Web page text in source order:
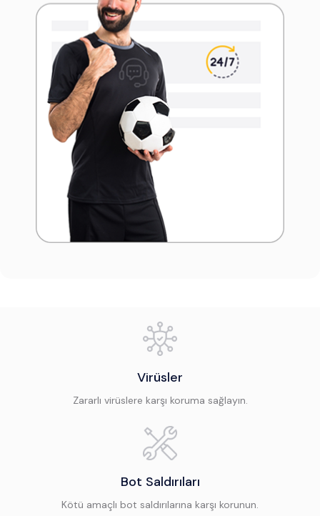
Virüsler
Zararlı virüslere karşı koruma sağlayın.
Bot Saldırıları
Kötü amaçlı bot saldırılarına karşı korunun.